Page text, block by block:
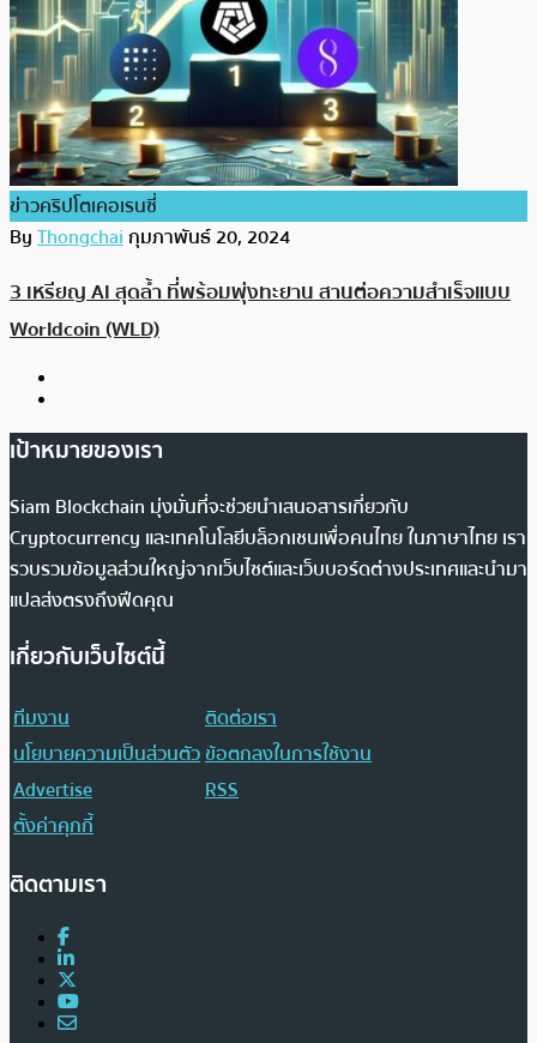
ข่าวคริปโตเคอเรนซี่
ByThongchaiกุมภาพันธ์ 20, 2024
3 เหรียญ AI สุดล้ำ ที่พร้อมพุ่งทะยาน สานต่อความสำเร็จแบบ
Worldcoin (WLD)
เป้าหมายของเรา
Siam Blockchain มุ่งมั่นที่จะช่วยนำเสนอสารเกี่ยวกับ
Cryptocurrency และเทคโนโลยีบล็อกเชนเพื่อคนไทย ในภาษาไทย เรา
รวบรวมข้อมูลส่วนใหญ่จากเว็บไซต์และเว็บบอร์ดต่างประเทศและนำมา
แปลส่งตรงถึงฟีดคุณ
เกี่ยวกับเว็บไซต์นี้
ทีมงาน
ติดต่อเรา
นโยบายความเป็นส่วนตัวข้อตกลงในการใช้งาน
Advertise
RSS
ตั้งค่าคุกกี้
ติดตามเรา